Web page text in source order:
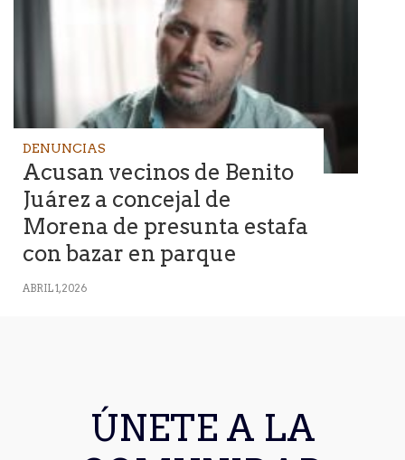
DENUNCIAS
Acusan vecinos de Benito
Juárez a concejal de
Morena de presunta estafa
con bazar en parque
ABRIL 1, 2026
ÚNETE A LA